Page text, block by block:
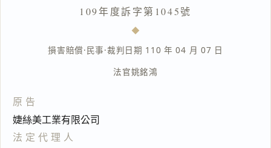
109年度訴字第1045號
損害賠償·民事·裁判日期 110 年 04 月 07 日
法官姚銘鴻
原告
婕絲美工業有限公司
法定代理人